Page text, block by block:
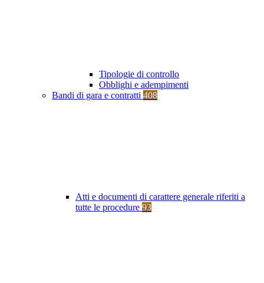
Tipologie di controllo
Obblighi e adempimenti
Bandi di gara e contratti 408
Atti e documenti di carattere generale riferiti a
tutte le procedure 93